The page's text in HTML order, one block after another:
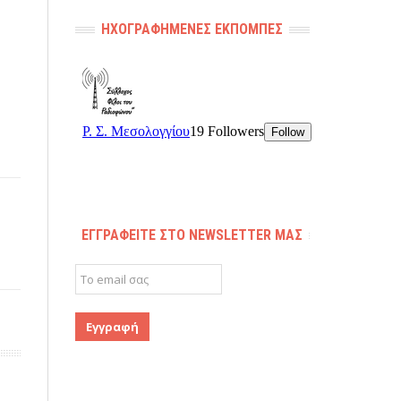
ΗΧΟΓΡΑΦΗΜΈΝΕΣ ΕΚΠΟΜΠΈΣ
ΕΓΓΡΑΦΕΊΤΕ ΣΤΟ NEWSLETTER ΜΑΣ